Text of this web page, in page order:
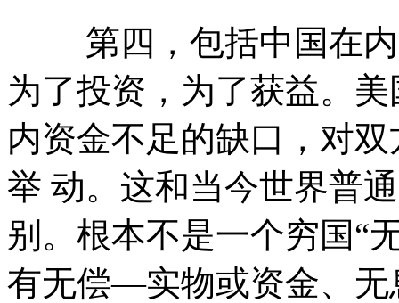
第四，包括中国在内
为了投资，为了获益。
内资金不足的缺口，对
举 动。这和当今世界普
别。根本不是一个穷国“
有无偿—实物或资金、无